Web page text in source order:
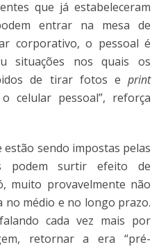
que já estabeleceram
entrar na mesa de
corporativo, o pessoal é
situações nos quais os
de tirar fotos e print
celular pessoal”, reforça
estão sendo impostas pelas
podem surtir efeito de
muito provavelmente não
médio e no longo prazo.
cada vez mais por
retornar a era “pré-